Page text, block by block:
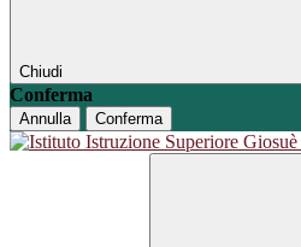
Chiudi
Conferma
Annulla Conferma